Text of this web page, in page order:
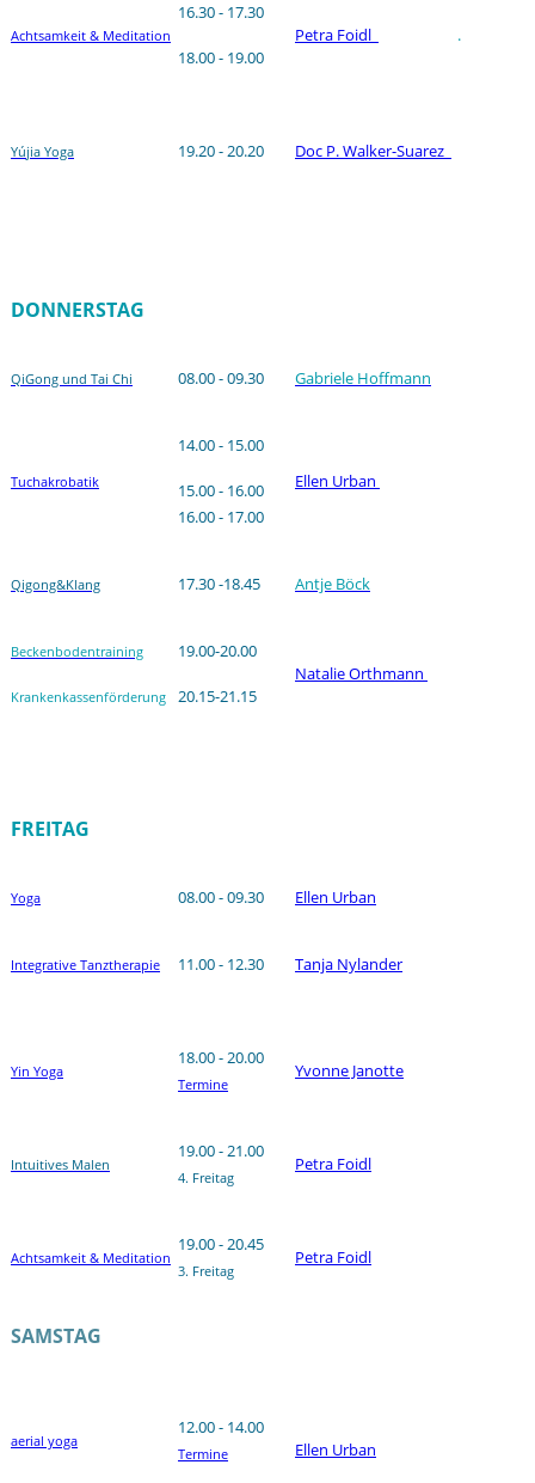
Achtsamkeit & Meditation
16.30 - 17.30
18.00 - 19.00
Petra Foidl .
Yújia Yoga 19.20 - 20.20 Doc P. Walker-Suarez
DONNERSTAG
QiGong und Tai Chi 08.00 - 09.30 Gabriele Hoffmann
Tuchakrobatik
14.00 - 15.00
15.00 - 16.00
16.00 - 17.00
Ellen Urban
Qigong&Klang 17.30 -18.45 Antje Böck
Beckenbodentraining
Krankenkassenförderung
19.00-20.00
20.15-21.15
Natalie Orthmann
FREITAG
Yoga 08.00 - 09.30 Ellen Urban
Integrative Tanztherapie 11.00 - 12.30 Tanja Nylander
Yin Yoga
18.00 - 20.00
Termine
Yvonne Janotte
Intuitives Malen
19.00 - 21.00
4. Freitag
Petra Foidl
Achtsamkeit & Meditation
19.00 - 20.45
3. Freitag
Petra Foidl
SAMSTAG
aerial yoga
12.00 - 14.00
Termine Ellen Urban